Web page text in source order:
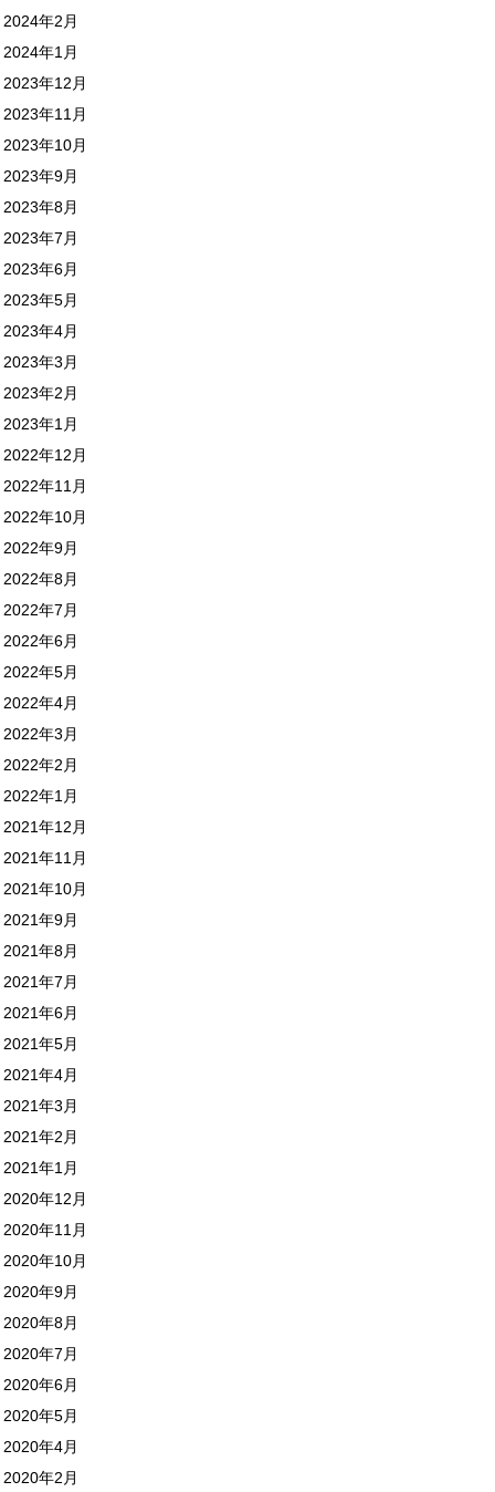
2024年2月
2024年1月
2023年12月
2023年11月
2023年10月
2023年9月
2023年8月
2023年7月
2023年6月
2023年5月
2023年4月
2023年3月
2023年2月
2023年1月
2022年12月
2022年11月
2022年10月
2022年9月
2022年8月
2022年7月
2022年6月
2022年5月
2022年4月
2022年3月
2022年2月
2022年1月
2021年12月
2021年11月
2021年10月
2021年9月
2021年8月
2021年7月
2021年6月
2021年5月
2021年4月
2021年3月
2021年2月
2021年1月
2020年12月
2020年11月
2020年10月
2020年9月
2020年8月
2020年7月
2020年6月
2020年5月
2020年4月
2020年2月